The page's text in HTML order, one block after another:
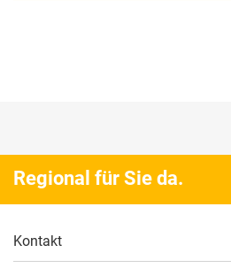
Regional für Sie da.
Kontakt